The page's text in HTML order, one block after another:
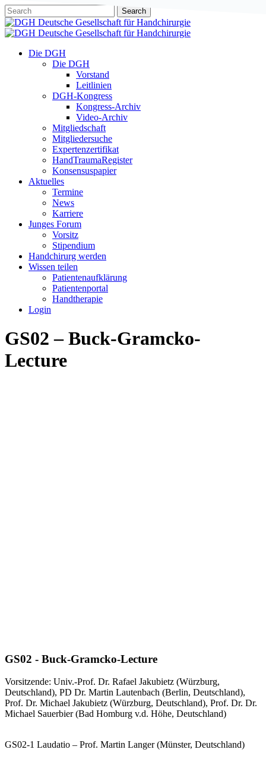
Skip
to
main
Search
Close
Search
Menu
Die DGH
Die DGH
Vorstand
Leitlinien
DGH-Kongress
Kongress-Archiv
Video-Archiv
Mitgliedschaft
Mitgliedersuche
Expertenzertifikat
HandTraumaRegister
Konsensuspapier
Aktuelles
Termine
News
Karriere
Junges Forum
Vorsitz
Stipendium
Handchirurg werden
Wissen teilen
Patientenaufklärung
Patientenportal
Handtherapie
Login
GS02 – Buck-Gramcko-
Lecture
GS02 - Buck-Gramcko-Lecture
Vorsitzende: Univ.-Prof. Dr. Rafael Jakubietz (Würzburg,
Deutschland), PD Dr. Martin Lautenbach (Berlin, Deutschland),
Prof. Dr. Michael Jakubietz (Würzburg, Deutschland), Prof. Dr. Dr.
Michael Sauerbier (Bad Homburg v.d. Höhe, Deutschland)
GS02-1 Laudatio – Prof. Martin Langer (Münster, Deutschland)